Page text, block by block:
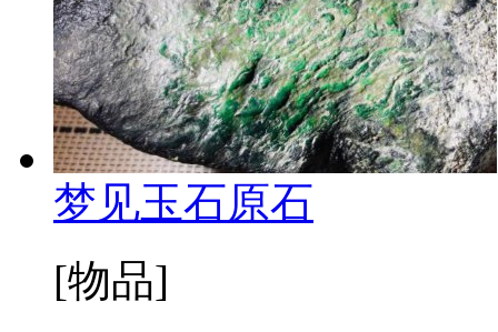
梦见玉石原石
[物品]